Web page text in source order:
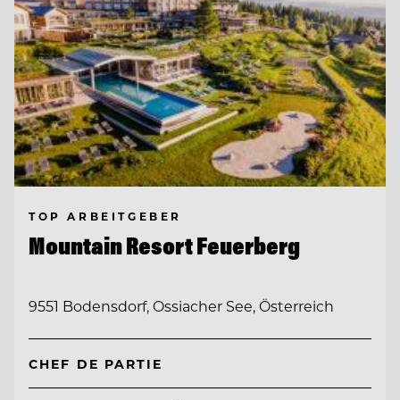
TOP ARBEITGEBER
Mountain Resort Feuerberg
9551 Bodensdorf, Ossiacher See, Österreich
CHEF DE PARTIE